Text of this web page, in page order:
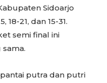
Sidoarjo
18-21, dan 15-31.
semi final ini
putra dan putri